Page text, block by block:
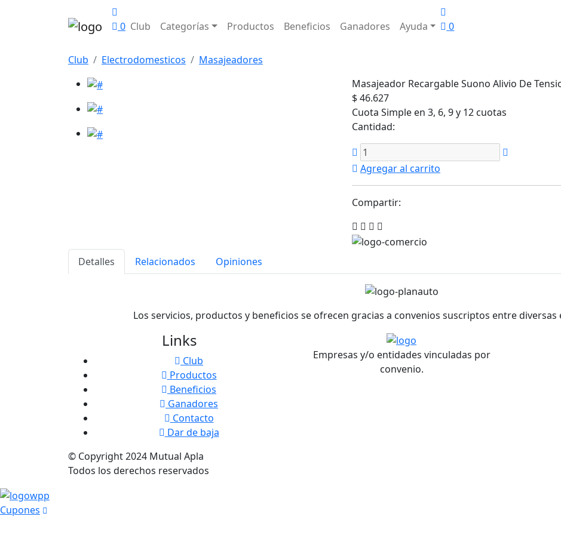
0 Club Categorías Productos Beneficios Ganadores Ayuda 0
Club Electrodomesticos
Masajeadores
Masajeador Recargable Suono Alivio De
$ 46.627
Cuota Simple en 3, 6, 9 y 12 cuotas
Cantidad:
Agregar al carrito
Compartir:
Detalles Relacionados Opiniones
Los servicios, productos y beneficios se ofrecen gracias a convenios suscriptos entre
Links
Club
Productos
Beneficios
Ganadores
Contacto
Dar de baja
Empresas y/o entidades vinculadas por
convenio.
© Copyright2024 Mutual Apla
Todos los derechos reservados
Cupones